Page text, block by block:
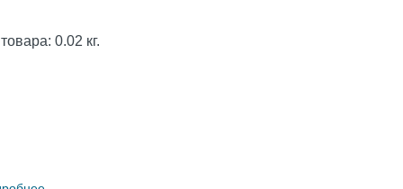
0.02 кг.